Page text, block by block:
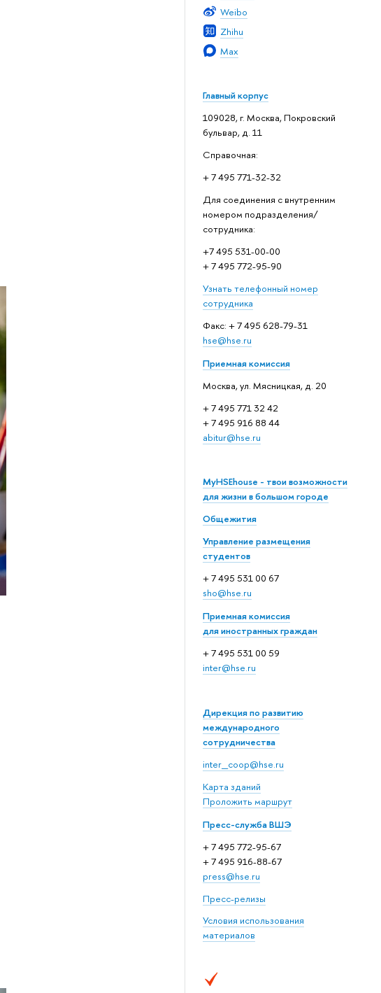
Weibo
Zhihu
Max
Главный корпус
109028, г. Москва, Покровский
бульвар, д. 11
Справочная:
+ 7 495 771-32-32
Для соединения с внутренним
номером подразделения/
сотрудника:
+7 495 531-00-00
+ 7 495 772-95-90
Узнать телефонный номер
сотрудника
Факс: + 7 495 628-79-31
hse@hse.ru
Приемная комиссия
Москва, ул. Мясницкая, д. 20
+ 7 495 771 32 42
+ 7 495 916 88 44
abitur@hse.ru
MyHSEhouse - твои возможности
для жизни в большом городе
Общежития
Управление размещения
студентов
+ 7 495 531 00 67
sho@hse.ru
Приемная комиссия
для иностранных граждан
+ 7 495 531 00 59
inter@hse.ru
Дирекция по развитию
международного
сотрудничества
inter_coop@hse.ru
Карта зданий
Проложить маршрут
Пресс-служба ВШЭ
+ 7 495 772-95-67
+ 7 495 916-88-67
press@hse.ru
Пресс-релизы
Условия использования
материалов